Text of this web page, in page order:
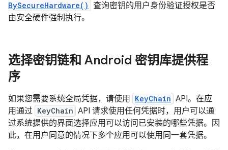
BySecureHardware() 查询密钥的用户身份验证授权是否
由安全硬件强制执行。
选择密钥链和 Android 密钥库提供程
序
如果您需要系统全局凭据，请使用 KeyChain API。在应
用通过 KeyChain API 请求使用任何凭据时，用户可以通
过系统提供的界面选择应用可以访问已安装的哪些凭据。因
此，在用户同意的情况下多个应用可以使用同一套凭据。